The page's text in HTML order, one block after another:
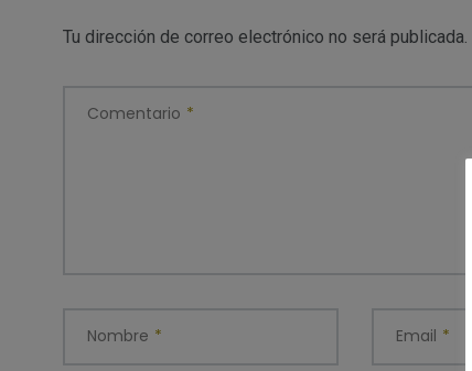
Tu dirección de correo electrónico no será publicada.
Comentario *
Nombre * Email *